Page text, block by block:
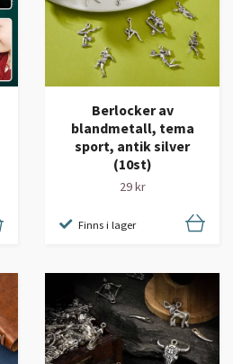
Berlocker av
blandmetall, tema
sport, antik silver
(10st)
29 kr
Finns i lager